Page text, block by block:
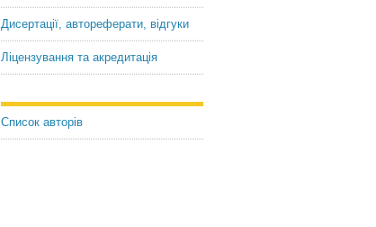
Дисертації, автореферати, відгуки
Ліцензування та акредитація
Список авторів